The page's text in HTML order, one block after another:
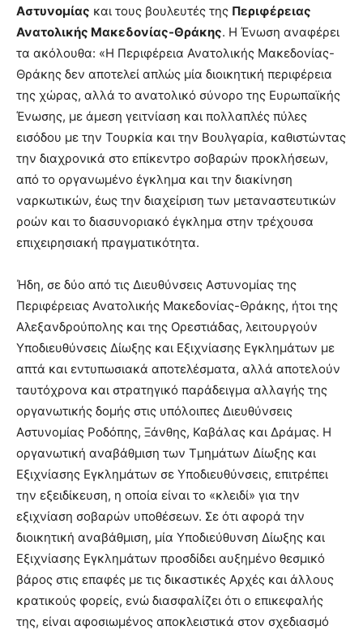
Αστυνομίας και τους βουλευτές της Περιφέρειας
Ανατολικής Μακεδονίας-Θράκης. Η Ένωση αναφέρει
τα ακόλουθα: «Η Περιφέρεια Ανατολικής Μακεδονίας-
Θράκης δεν αποτελεί απλώς μία διοικητική περιφέρεια
της χώρας, αλλά το ανατολικό σύνορο της Ευρωπαϊκής
Ένωσης, με άμεση γειτνίαση και πολλαπλές πύλες
εισόδου με την Τουρκία και την Βουλγαρία, καθιστώντας
την διαχρονικά στο επίκεντρο σοβαρών προκλήσεων,
από το οργανωμένο έγκλημα και την διακίνηση
ναρκωτικών, έως την διαχείριση των μεταναστευτικών
ροών και το διασυνοριακό έγκλημα στην τρέχουσα
επιχειρησιακή πραγματικότητα.
Ήδη, σε δύο από τις Διευθύνσεις Αστυνομίας της
Περιφέρειας Ανατολικής Μακεδονίας-Θράκης, ήτοι της
Αλεξανδρούπολης και της Ορεστιάδας, λειτουργούν
Υποδιευθύνσεις Δίωξης και Εξιχνίασης Εγκλημάτων με
απτά και εντυπωσιακά αποτελέσματα, αλλά αποτελούν
ταυτόχρονα και στρατηγικό παράδειγμα αλλαγής της
οργανωτικής δομής στις υπόλοιπες Διευθύνσεις
Αστυνομίας Ροδόπης, Ξάνθης, Καβάλας και Δράμας. Η
οργανωτική αναβάθμιση των Τμημάτων Δίωξης και
Εξιχνίασης Εγκλημάτων σε Υποδιευθύνσεις, επιτρέπει
την εξειδίκευση, η οποία είναι το «κλειδί» για την
εξιχνίαση σοβαρών υποθέσεων. Σε ότι αφορά την
διοικητική αναβάθμιση, μία Υποδιεύθυνση Δίωξης και
Εξιχνίασης Εγκλημάτων προσδίδει αυξημένο θεσμικό
βάρος στις επαφές με τις δικαστικές Αρχές και άλλους
κρατικούς φορείς, ενώ διασφαλίζει ότι ο επικεφαλής
της, είναι αφοσιωμένος αποκλειστικά στον σχεδιασμό